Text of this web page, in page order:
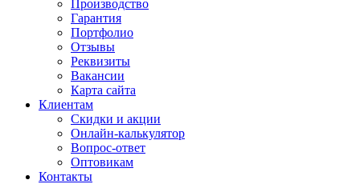
Производство
Гарантия
Портфолио
Отзывы
Реквизиты
Вакансии
Карта сайта
Клиентам
Скидки и акции
Онлайн-калькулятор
Вопрос-ответ
Оптовикам
Контакты